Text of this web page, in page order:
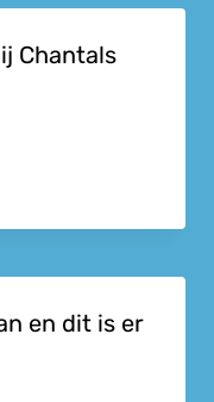
Chantals
en dit is er